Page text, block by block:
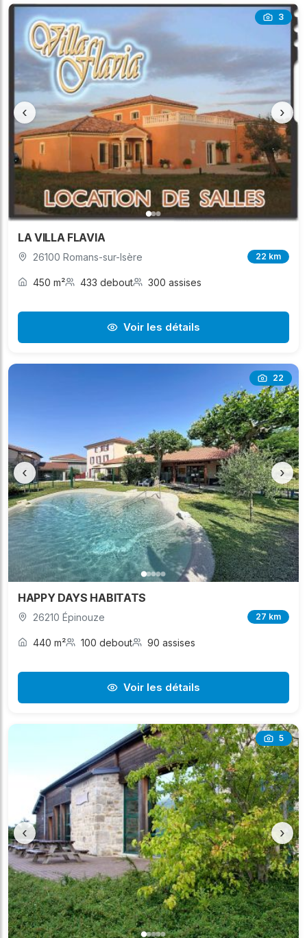
3
‹ ›
LA VILLA FLAVIA
26100 Romans-sur-Isère 22 km
450 m² 433 debout 300 assises
Voir les détails
22
‹ ›
HAPPY DAYS HABITATS
26210 Épinouze 27 km
440 m² 100 debout 90 assises
Voir les détails
5
‹ ›